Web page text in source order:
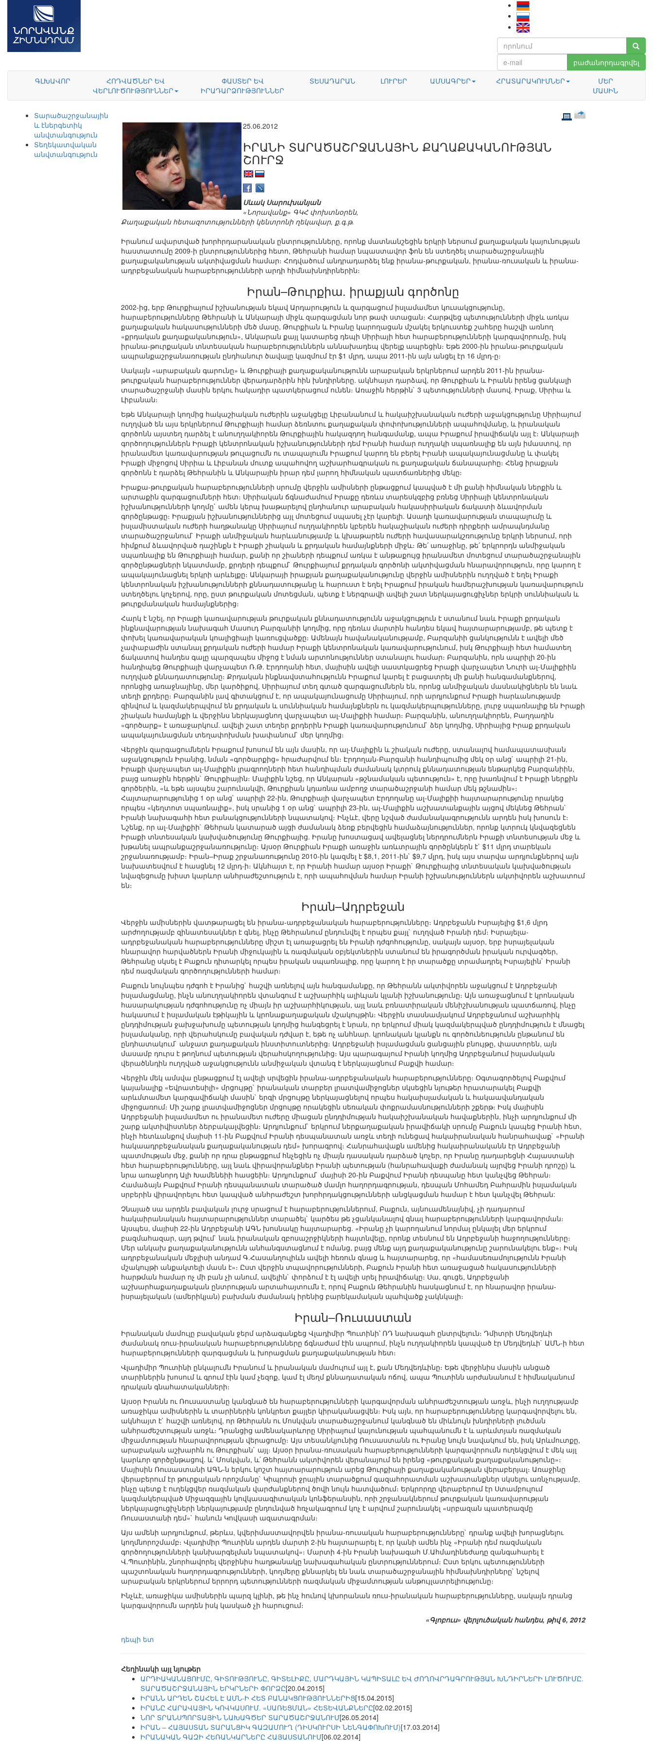
բաժանորդագրվել
ԳԼԽԱՎՈՐ
ՀՈԴՎԱԾՆԵՐ ԵՎ
ՎԵՐԼՈՒԾՈՒԹՅՈՒՆՆԵՐ
ՓԱՍՏԵՐ ԵՎ
ԻՐԱԴԱՐՁՈՒԹՅՈՒՆՆԵՐ
ՏԵՍԱԴԱՐԱՆ ԼՈՒՐԵՐ ԱՄՍԱԳՐԵՐ ՀՐԱՏԱՐԱԿՈՒՄՆԵՐ
ՄԵՐ
ՄԱՍԻՆ
Տարածաշրջանային
և էներգետիկ
անվտանգություն
Տեղեկատվական
անվտանգություն
25.06.2012
ԻՐԱՆԻ ՏԱՐԱԾԱՇՐՋԱՆԱՅԻՆ ՔԱՂԱՔԱԿԱՆՈՒԹՅԱՆ
ՇՈՒՐՋ
Սևակ Սարուխանյան
«Նորավանք» ԳԿՀ փոխտնօրեն,
Քաղաքական հետազոտությունների կենտրոնի ղեկավար, ք.գ.թ.
Իրանում ավարտված խորհրդարանական ընտրությունները, որոնք մատնանշեցին երկրի ներսում քաղաքական կայունության
հաստատումը 2009-ի ընտրություններից հետո, Թեհրանի համար նպաստավոր ֆոն են ստեղծել տարածաշրջանային
քաղաքականության ակտիվացման համար։ Հոդվածում անդրադարձել ենք իրանա-թուրքական, իրանա-ռուսական և իրանա-
ադրբեջանական հարաբերությունների արդի հիմնախնդիրներին։
Իրան–Թուրքիա. իրաքյան գործոնը
2002-ից, երբ Թուրքիայում իշխանության եկավ Արդարություն և զարգացում իսլամամետ կուսակցությունը,
հարաբերությունները Թեհրանի և Անկարայի միջև զարգացման նոր թափ ստացան։ Հարթվեց պետությունների միջև առկա
քաղաքական հակասությունների մեծ մասը, Թուրքիան և Իրանը կարողացան մշակել երկուստեք շահերը հաշվի առնող
«քրդական քաղաքականություն», Անկարան քայլ կատարեց դեպի Սիրիայի հետ հարաբերությունների կարգավորումը, իսկ
իրանա-թուրքական տնտեսական հարաբերություններն աննախադեպ վերելք ապրեցին։ Եթե 2000-ին իրանա-թուրքական
ապրանքաշրջանառության ընդհանուր ծավալը կազմում էր $1 մլրդ, ապա 2011-ին այն անցել էր 16 մլրդ-ը։
Սակայն «արաբական գարունը» և Թուրքիայի քաղաքականությունն արաբական երկրներում արդեն 2011-ին իրանա-
թուրքական հարաբերություններ վերադարձրին հին խնդիրները. ակնհայտ դարձավ, որ Թուրքիան և Իրանն իրենց ցանկալի
տարածաշրջանի մասին երկու հակադիր պատկերացում ունեն։ Առաջին հերթին` 3 պետությունների մասով. Իրաք, Սիրիա և
Լիբանան։
Եթե Անկարայի կողմից հակաշիական ուժերին աջակցելը Լիբանանում և հակաիշխանական ուժերի աջակցությունը Սիրիայում
ուղղված են այս երկրներում Թուրքիայի համար ձեռնտու քաղաքական փոփոխությունների ապահովմանը, և իրանական
գործոնն այստեղ դարձել է անուղղակիորեն Թուրքիային հակազդող հանգամանք, ապա Իրաքում իրավիճակն այլ է։ Անկարայի
գործողություններն Իրաքի կենտրոնական իշխանությունների դեմ Իրանի համար ուղղակի սպառնալիք են այն իմաստով, որ
իրանամետ կառավարության թուլացումն ու տապալումն Իրաքում կարող են բերել Իրանի ապակայունացմանը և փակել
Իրաքի միջոցով Սիրիա և Լիբանան մուտք ապահովող աշխարհագրական ու քաղաքական ճանապարհը։ Հենց իրաքյան
գործոնն է դարձել Թեհրանին և Անկարային իրար դեմ լարող հիմնական պատճառներից մեկը։
Իրաքա-թուրքական հարաբերությունների սրումը վերջին ամիսների ընթացքում կապված է մի քանի հիմնական ներքին և
արտաքին զարգացումների հետ։ Սիրիական ճգնաժամում Իրաքը դեռևս տարեսկզբից բռնեց Սիրիայի կենտրոնական
իշխանությունների կողմը` ամեն կերպ խաթարելով ընդհանուր արաբական հակասիրիական ճակատի ձևավորման
գործընթացը։ Իրաքյան իշխանություններից այլ մոտեցում սպասել չէր կարելի. Ասադի կառավարության տապալումը և
իսլամիստական ուժերի հաղթանակը Սիրիայում ուղղակիորեն կբերեն հակաշիական ուժերի դիրքերի ամրապնդմանը
տարածաշրջանում` Իրաքի անմիջական հարևանությամբ և կխաթարեն ուժերի հավասարակշռությունը երկրի ներսում, որի
հիմքում ձևավորված դաշինքն է Իրաքի շիական և քրդական համայնքների միջև։ Թե՛ առաջինը, թե՛ երկրորդն անմիջական
սպառնալիք են Թուրքիայի համար, քանի որ շիաների դեպքում առկա է անթաքույց իրանամետ մոտեցում տարածաշրջանային
գործընթացների նկատմամբ, քրդերի դեպքում` Թուրքիայում քրդական գործոնի ակտիվացման հնարավորություն, որը կարող է
ապակայունացնել երկրի արևելքը։ Անկարայի իրաքյան քաղաքականությունը վերջին ամիսներին ուղղված է եղել Իրաքի
կենտրոնական իշխանությունների քննադատությանը և հարուստ է եղել Իրաքում իրական համերաշխության կառավարություն
ստեղծելու կոչերով, որը, ըստ թուրքական մոտեցման, պետք է ներգրավի ավելի շատ ներկայացուցիչներ երկրի սուննիական և
թուրքմանական համայնքներից։
Հարկ է նշել, որ Իրաքի կառավարության թուրքական քննադատությունն աջակցություն է ստանում նաև Իրաքի քրդական
ինքնավարության նախագահ Մասուդ Բարզանիի կողմից, որը դեռևս մարտին հանդես եկավ հայտարարությամբ, թե պետք է
փոխել կառավարական կոալիցիայի կառուցվածքը։ Ամենայն հավանականությամբ, Բարզանիի ցանկությունն է ավելի մեծ
չափաբաժին ստանալ քրդական ուժերի համար Իրաքի կենտրոնական կառավարությունում, իսկ Թուրքիայի հետ համատեղ
ճակատով հանդես գալը պարզապես միջոց է նման արտոնություններ ստանալու համար։ Բարզանին, որն ապրիլի 20-ին
հանդիպեց Թուրքիայի վարչապետ Ռ.Թ. Էրդողանի հետ, մայիսին ավելի սաստկացրեց Իրաքի վարչապետ Նուրի ալ-Մալիքիին
ուղղված քննադատությունը։ Քրդական ինքնավստահությունն Իրաքում կարել է բացատրել մի քանի հանգամանքներով,
որոնցից առաջնայինը, մեր կարծիքով, Սիրիայում տեղ գտած զարգացումներն են, որոնց անմիջական մասնակիցներն են նաև
տեղի քրդերը։ Բարզանին լավ գիտակցում է, որ ապակայունացումը Սիրիայում, որի արդյունքում Իրաքի հարևանությամբ
զինվում և կազմակերպվում են քրդական և սուննիական համայնքներն ու կազմակերպությունները, լուրջ սպառնալիք են Իրաքի
շիական համայնքի և վերջինս ներկայացնող վարչապետ ալ-Մալիքիի համար։ Բարզանին, անուղղակիորեն, Բաղդադին
«գործարք» է առաջարկում. ավելի շատ տեղեր քրդերին Իրաքի կառավարությունում` ձեր կողմից, Սիրիայից Իրաք քրդական
ապակայունացման տեղափոխման խափանում` մեր կողմից։
Վերջին զարգացումներն Իրաքում խոսում են այն մասին, որ ալ-Մալիքին և շիական ուժերը, ստանալով համապատասխան
աջակցություն Իրանից, նման «գործարքից» հրաժարվում են։ Էրդողան-Բարզանի հանդիպումից մեկ օր անց` ապրիլի 21-ին,
Իրաքի վարչապետ ալ-Մալիքին լրագրողների հետ հանդիպման ժամանակ կտրուկ քննադատության ենթարկեց Բարզանիին,
բայց առաջին հերթին` Թուրքիային։ Մալիքին նշեց, որ Անկարան «թշնամական պետություն» է, որը խառնվում է Իրաքի ներքին
գործերին, «և եթե այսպես շարունակվի, Թուրքիան կդառնա ամբողջ տարածաշրջանի համար մեկ թշնամին»։
Հայտարարությունից 1 օր անց` ապրիլի 22-ին, Թուրքիայի վարչապետ Էրդողանը ալ-Մալիքիի հայտարարությունը որակեց
որպես «կեղտոտ սպառնալիք», իսկ սրանից 1 օր անց` ապրիլի 23-ին, ալ-Մալիքին աշխատանքային այցով մեկնեց Թեհրան`
Իրանի նախագահի հետ բանակցությունների նպատակով։ Ինչևէ, վերը նշված ժամանակագրությունն արդեն իսկ խոսուն է։
Նշենք, որ ալ-Մալիքիի` Թեհրան կատարած այցի ժամանակ ձեռք բերվեցին համաձայնություններ, որոնք կտրուկ կնվազեցնեն
Իրաքի տնտեսական կախվածությունը Թուրքիայից. Իրանը խոստացավ ավելացնել ներդրումներն Իրաքի տնտեսության մեջ և
խթանել ապրանքաշրջանառությունը։ Այսօր Թուրքիան Իրաքի առաջին առևտրային գործընկերն է` $11 մլրդ տարեկան
շրջանառությամբ։ Իրան–Իրաք շրջանառությունը 2010-ին կազմել է $8,1, 2011-ին` $9,7 մլրդ, իսկ այս տարվա արդյունքներով այն
նախատեսվում է հասցնել 12 մլրդ-ի։ Ակնհայտ է, որ Իրանի համար այսօր Իրաքի` Թուրքիայից տնտեսական կախվածության
նվազեցումը խիստ կարևոր անհրաժեշտություն է, որի ապահովման համար Իրանի իշխանություններն ակտիվորեն աշխատում
են։
Իրան–Ադրբեջան
Վերջին ամիսներին վատթարացել են իրանա-ադրբեջանական հարաբերությունները։ Ադրբեջանն Իսրայելից $1,6 մլրդ
արժողությամբ զինատեսակներ է գնել, ինչը Թեհրանում ընդունվել է որպես քայլ` ուղղված Իրանի դեմ։ Իսրայելա-
ադրբեջանական հարաբերությունները միշտ էլ առաջացրել են Իրանի դժգոհությունը, սակայն այսօր, երբ իսրայելական
հնարավոր հարվածներն Իրանի միջուկային և ռազմական օբյեկտներին ստանում են իրագործման իրական ուրվագծեր,
Թեհրանը սկսել է Բաքուն դիտարկել որպես իրական սպառնալիք, որը կարող է իր տարածքը տրամադրել Իսրայելին` Իրանի
դեմ ռազմական գործողությունների համար։
Բաքուն նույնպես դժգոհ է Իրանից` հաշվի առնելով այն հանգամանքը, որ Թեհրանն ակտիվորեն աջակցում է Ադրբեջանի
իսլամացմանը, ինչն անուղղակիորեն վտանգում է աշխարհիկ ալիևյան կլանի իշխանությունը։ Այն առաջացնում է կրոնական
հասարակության դժգոհությունը ոչ միայն իր աշխարհիկության, այլ նաև բռնատիրական մենիշխանության պատճառով, ինչը
հակասում է իսլամական էթիկային և կրոնաքաղաքական մշակույթին։ Վերջին տասնամյակում Ադրբեջանում աշխարհիկ
ընդդիմության ջախջախումը պետության կողմից հանգեցրել է նրան, որ երկրում միակ կազմակերպված ընդդիմություն է մնացել
իսլամականը, որի վերահսկումը բավական դժվար է, եթե ոչ անհնար. կրոնական կյանքն ու գործունեությունն ընթանում են
ընդհատակում` անջատ քաղաքական ինստիտուտներից։ Ադրբեջանի իսլամացման ցանցային բնույթը, փաստորեն, այն
մասամբ դուրս է թողնում պետության վերահսկողությունից։ Այս պարագայում Իրանի կողմից Ադրբեջանում իսլամական
վերածննդին ուղղված աջակցությունն անմիջական վտանգ է ներկայացնում Բաքվի համար։
Վերջին մեկ ամսվա ընթացքում էլ ավելի սրվեցին իրանա-ադրբեջանական հարաբերությունները։ Օգտագործելով Բաքվում
կայանալիք «Եվրատեսիլի» մրցույթը` իրանական տարբեր լրատվամիջոցներ սկսեցին նյութեր հրատարակել Բաքվի
արևմտամետ կարգավիճակի մասին` երգի մրցույթը ներկայացնելով որպես հակաիսլամական և հակաավանդական
միջոցառում։ Մի շարք լրատվամիջոցներ մրցույթը որակեցին սեռական փոքրամասնությունների շքերթ։ Իսկ մայիսին
Ադրբեջանի իսլամամետ ու իրանամետ ուժերը միացան ընդդիմության հակաիշխանական հավաքներին, ինչի արդյունքում մի
շարք ակտիվիստներ ձերբակալվեցին։ Արդյունքում` երկրում ներքաղաքական իրավիճակի սրումը Բաքուն կապեց Իրանի հետ,
ինչի հետևանքով մայիսի 11-ին Բաքվում Իրանի դեսպանատան առջև տեղի ունեցավ հակաիրանական հանրահավաք` «Իրանի
հակաադրբեջանական քաղաքականության դեմ» խորագրով։ Հանրահավաքն ամենից հակաիրանականն էր Ադրբեջանի
պատմության մեջ, քանի որ դրա ընթացքում հնչեցին ոչ միայն դասական դարձած կոչեր, որ Իրանը դադարեցնի Հայաստանի
հետ հարաբերությունները, այլ նաև վիրավորանքներ Իրանի պետության (հանրահավաքի ժամանակ այրվեց Իրանի դրոշը) և
նրա առաջնորդ Ալի Խամենեիի հասցեին։ Արդյունքում` մայիսի 20-ին Բաքվում Իրանի դեսպանը հետ կանչվեց Թեհրան։
Համաձայն Բաքվում Իրանի դեսպանատան տարածած մամլո հաղորդագրության, դեսպան Մոհամեդ Բահրամին իսլամական
սրբերին վիրավորելու հետ կապված անհրաժեշտ խորհրդակցությունների անցկացման համար է հետ կանչվել Թեհրան:
Չնայած սա արդեն բավական լուրջ սրացում է հարաբերություններում, Բաքուն, այնուամենայնիվ, չի դադարում
հակաիրանական հայտարարություններ տարածել` կարծես թե չցանկանալով գնալ հարաբերությունների կարգավորման։
Այսպես, մայիսի 22-ին Ադրբեջանի ԱԳՆ խոսնակը հայտարարեց. «Իրանը չի կարողանում նորմալ ընկալել մեր երկրում
բազմահազար, այդ թվում` նաև իրանական զբոսաշրջիկների հայտնվելը, որոնք տեսնում են Ադրբեջանի հաջողությունները։
Մեր անկախ քաղաքականությունն անհանգստացնում է ոմանց, բայց մենք այդ քաղաքականությունը շարունակելու ենք»։ Իսկ
ադրբեջանական մեջլիսի անդամ Գ.Հասանղուլիևն ավելի հեռուն գնաց և հայտարարեց, որ «համասեռամոլությունն Իրանի
մշակույթի անքակտելի մասն է»։ Ըստ վերջին տպավորությունների, Բաքուն Իրանի հետ առաջացած հակասությունների
հարթման համար ոչ մի բան չի անում, ավելին` փորձում է էլ ավելի սրել իրավիճակը։ Սա, գուցե, Ադրբեջանի
աշխարհաքաղաքական ընտրության արտահայտումն է, որով Բաքուն Թեհրանին հասկացնում է, որ հնարավոր իրանա-
իսրայելական (ամերիկյան) բախման ժամանակ իրենից բարեկամական պահվածք չակնկալի։
Իրան–Ռուսաստան
Իրանական մամուլը բավական ջերմ արձագանքեց Վլադիմիր Պուտինի՝ ՌԴ նախագահ ընտրվելուն։ Դմիտրի Մեդվեդևի
ժամանակ ռուս-իրանական հարաբերությունները ճգնաժամ էին ապրում, ինչն ուղղակիորեն կապված էր Մեդվեդևի` ԱՄՆ-ի հետ
հարաբերությունների զարգացման և խորացման քաղաքականության հետ։
Վլադիմիր Պուտինի ընկալումն Իրանում և իրանական մամուլում այլ է, քան Մեդվեդևինը։ Եթե վերջինիս մասին անցած
տարիներին խոսում և գրում էին կամ չեզոք, կամ էլ մեղմ քննադատական ոճով, ապա Պուտինն արժանանում է հիմնականում
դրական գնահատականների։
Այսօր Իրանն ու Ռուսաստանը կանգնած են հարաբերությունների կարգավորման անհրաժեշտության առջև, ինչի ուղղությամբ
առաջիկա ամիսներին և տարիներին կոնկրետ քայլեր կիրականացվեն։ Իսկ այն, որ հարաբերությունները կարգավորվելու են,
ակնհայտ է` հաշվի առնելով, որ Թեհրանն ու Մոսկվան տարածաշրջանում կանգնած են միևնույն խնդիրների լուծման
անհրաժեշտության առջև։ Դրանցից ամենակարևորը Սիրիայում կայունության պահպանումն է և արևմտյան ռազմական
միջամտության հնարավորության վերացումը։ Այս տեսանկյունից Ռուսաստանն ու Իրանը նույն նավակում են, իսկ Արևմուտքը,
արաբական աշխարհն ու Թուրքիան` այլ։ Այսօր իրանա-ռուսական հարաբերությունների կարգավորումն ուղեկցվում է մեկ այլ
կարևոր գործընթացով. և՛ Մոսկվան, և՛ Թեհրանն ակտիվորեն վերանայում են իրենց «թուրքական քաղաքականությունը»։
Մայիսին Ռուսաստանի ԱԳՆ-ն երկու կոշտ հայտարարություն արեց Թուրքիայի քաղաքականության վերաբերյալ։ Առաջինը
վերաբերում էր թուրքական որոշմանը` Կիպրոսի ջրային տարածքում գազահորատման աշխատանքներ սկսելու առնչությամբ,
ինչը պետք է ուղեկցվեր ռազմական վարժանքներով ծովի նույն հատվածում։ Երկրորդը վերաբերում էր Ստամբուլում
կազմակերպված Միջազգային կովկասագիտական կոնֆերանսին, որի շրջանակներում թուրքական կառավարության
ներկայացուցիչների ներկայությամբ ընդունված հռչակագրում կոչ է արվում շարունակել «սրբազան պատերազմը
Ռուսաստանի դեմ»` հանուն Կովկասի ազատագրման։
Այս ամենի արդյունքում, թերևս, կվերիմաստավորվեն իրանա-ռուսական հարաբերությունները` դրանք ավելի խորացնելու
կողմնորոշմամբ։ Վլադիմիր Պուտինն արդեն մարտի 2-ին հայտարարել է, որ կանի ամեն ինչ «Իրանի դեմ ռազմական
գործողությունների կանխարգելման նպատակով»։ Մարտի 4-ին Իրանի նախագահ Մ.Ահմադինեժադը զանգահարել է
Վ.Պուտինին, շնորհավորել վերջինիս հաղթանակը նախագահական ընտրություններում։ Ըստ երկու պետությունների
պաշտոնական հաղորդագրությունների, կողմերը քննարկել են նաև տարածաշրջանային հիմնախնդիրները` նշելով
արաբական երկրներում երրորդ պետությունների ռազմական միջամտության անթույլատրելիությունը։
Ինչևէ, առաջիկա ամիսներին պարզ կլինի, թե ինչ հունով կխորանան ռուս-իրանական հարաբերությունները, սակայն դրանց
կարգավորումն արդեն իսկ կասկած չի հարուցում։
«Գլոբուս» վերլուծական հանդես, թիվ 6, 2012
դեպի ետ
Հեղինակի այլ նյութեր
ԱՐԴԻԱԿԱՆԱՑՈՒՄԸ, ԳԻՏՈՒԹՅՈՒՆԸ, ԳԻՏԵԼԻՔԸ, ՄԱՐԴԿԱՅԻՆ ԿԱՊԻՏԱԼԸ ԵՎ ԺՈՂՈՎՐԴԱԳՐՈՒԹՅԱՆ ԽՆԴԻՐՆԵՐԻ ԼՈՒԾՈՒՄԸ.
ՏԱՐԱԾԱՇՐՋԱՆԱՅԻՆ ԵՐԿՐՆԵՐԻ ՓՈՐՁԸ[20.04.2015]
ԻՐԱՆՆ ԱՐԴԵՆ ՇԱՀԵԼ Է ԱՄՆ-Ի ՀԵՏ ԲԱՆԱԿՑՈՒԹՅՈՒՆՆԵՐԻՑ[15.04.2015]
ԻՐԱՆԸ ՀԱՐԱՎԱՅԻՆ ԿՈՎԿԱՍՈՒՄ. «ՍԱՌԵՑՄԱՆ» ՀԵՏԵՎԱՆՔՆԵՐԸ[02.02.2015]
ՆՈՐ ՏՐԱՆՍՊՈՐՏԱՅԻՆ ՆԱԽԱԳԾԵՐ ՏԱՐԱԾԱՇՐՋԱՆՈՒՄ[26.05.2014]
ԻՐԱՆ – ՀԱՅԱՍՏԱՆ ՏԱՐԱՆՑԻԿ ԳԱԶԱՄՈՒՂ (ԴԻՍԿՈՒՐՍԻ ՆԵՆԳԱՓՈԽՈՒՄ)[17.03.2014]
ԻՐԱՆԱԿԱՆ ԳԱԶԻ ՀԵՌԱՆԿԱՐՆԵՐԸ ՀԱՅԱՍՏԱՆՈՒՄ[06.02.2014]